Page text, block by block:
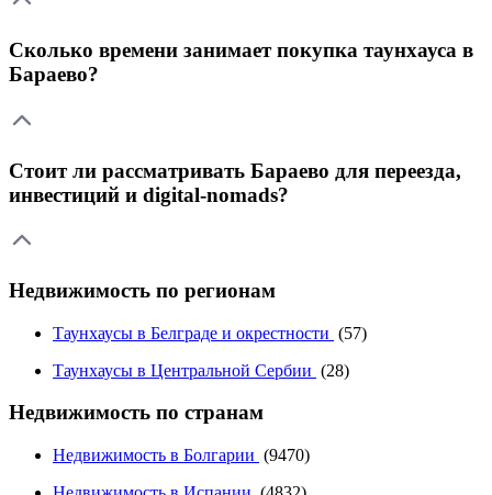
Сколько времени занимает покупка таунхауса в
Бараево?
Стоит ли рассматривать Бараево для переезда,
инвестиций и digital-nomads?
Недвижимость по регионам
Таунхаусы в Белграде и окрестности (57)
Таунхаусы в Центральной Сербии (28)
Недвижимость по странам
Недвижимость в Болгарии (9470)